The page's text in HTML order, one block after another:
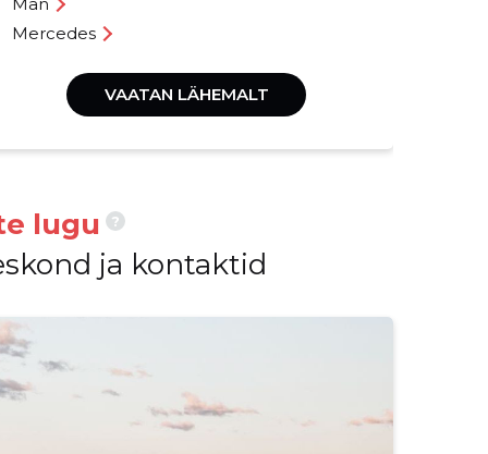
Mercedes
VAATAN LÄHEMALT
lugu ?
ja kontaktid